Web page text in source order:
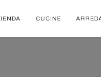
CUCINE